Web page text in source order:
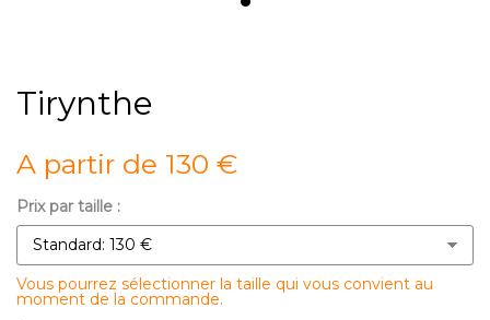
Tirynthe
A partir de 130 €
Prix par taille :
Vous pourrez sélectionner la taille qui vous convient au
moment de la commande.